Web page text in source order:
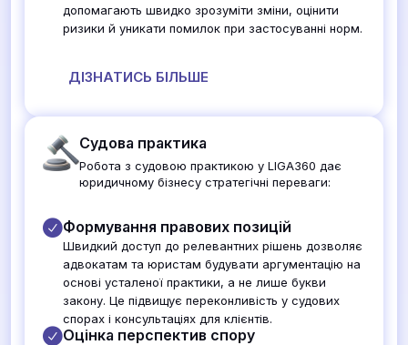
допомагають швидко зрозуміти зміни, оцінити
ризики й уникати помилок при застосуванні норм.
ДІЗНАТИСЬ БІЛЬШЕ
Судова практика
Робота з судовою практикою у LIGA360 дає
юридичному бізнесу стратегічні переваги:
Формування правових позицій
Швидкий доступ до релевантних рішень дозволяє
адвокатам та юристам будувати аргументацію на
основі усталеної практики, а не лише букви
закону. Це підвищує переконливість у судових
спорах і консультаціях для клієнтів.
Оцінка перспектив спору